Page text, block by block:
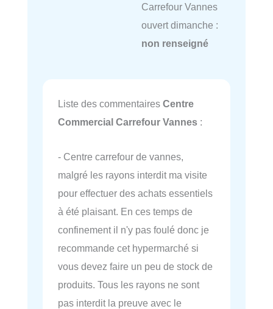
Carrefour Vannes
ouvert dimanche :
non renseigné
Liste des commentaires Centre
Commercial Carrefour Vannes :
- Centre carrefour de vannes,
malgré les rayons interdit ma visite
pour effectuer des achats essentiels
à été plaisant. En ces temps de
confinement il n'y pas foulé donc je
recommande cet hypermarché si
vous devez faire un peu de stock de
produits. Tous les rayons ne sont
pas interdit la preuve avec le